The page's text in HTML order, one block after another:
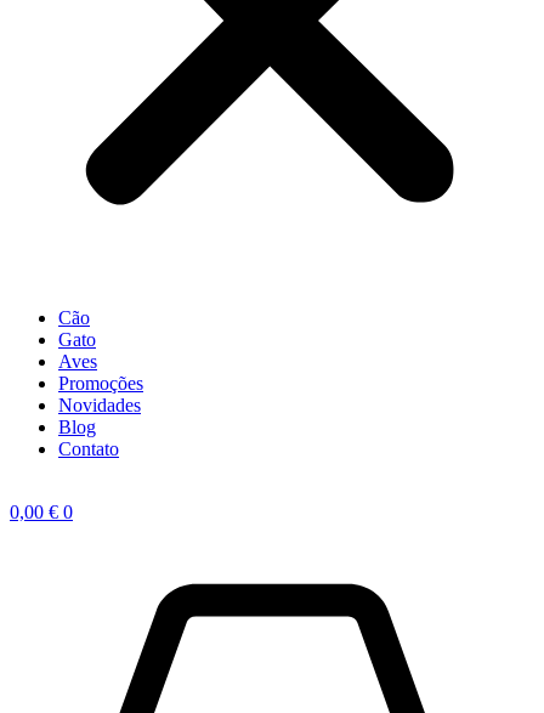
Cão
Gato
Aves
Promoções
Novidades
Blog
Contato
0,00 € 0